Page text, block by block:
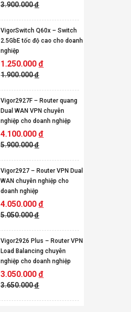
3.900.000đ
VigorSwitch Q60x – Switch
2.5GbE tốc độ cao cho doanh
nghiệp
1.250.000đ
1.900.000đ
Vigor2927F – Router quang
Dual WAN VPN chuyên
nghiệp cho doanh nghiệp
4.100.000đ
5.900.000đ
Vigor2927 – Router VPN Dual
WAN chuyên nghiệp cho
doanh nghiệp
4.050.000đ
5.050.000đ
Vigor2926 Plus – Router VPN
Load Balancing chuyên
nghiệp cho doanh nghiệp
3.050.000đ
3.650.000đ